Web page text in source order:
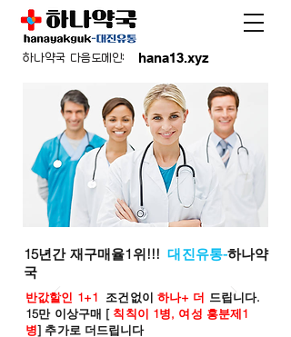
hana13.xyz
하나약국 다음도메인:
15년간 재구매율1위!!!대진유통-하나약
국
반값할인 1+1 조건없이 하나+ 더 드립니다.
15만 이상구매 [ 칙칙이 1병, 여성 흥분제1
병] 추가로 더드립니다